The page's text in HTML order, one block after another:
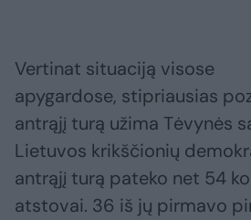
Vertinat situaciją visose
apygardose, stipriausias
antrąjį turą užima Tėvynės
Lietuvos krikščionių
antrąjį turą pateko net 54
atstovai. 36 iš jų pirmavo